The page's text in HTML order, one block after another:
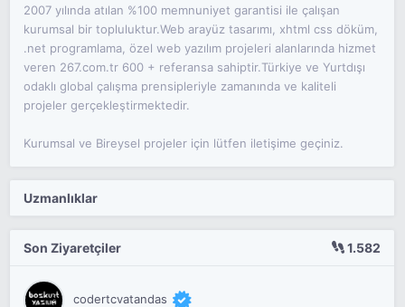
2007 yılında atılan %100 memnuniyet garantisi ile çalışan
kurumsal bir topluluktur.Web arayüz tasarımı, xhtml css döküm,
.net programlama, özel web yazılım projeleri alanlarında hizmet
veren 267.com.tr 600 + referansa sahiptir.Türkiye ve Yurtdışı
odaklı global çalışma prensipleriyle zamanında ve kaliteli
projeler gerçekleştirmektedir.
Kurumsal ve Bireysel projeler için lütfen iletişime geçiniz.
Uzmanlıklar
Son Ziyaretçiler 1.582
codertcvatandas